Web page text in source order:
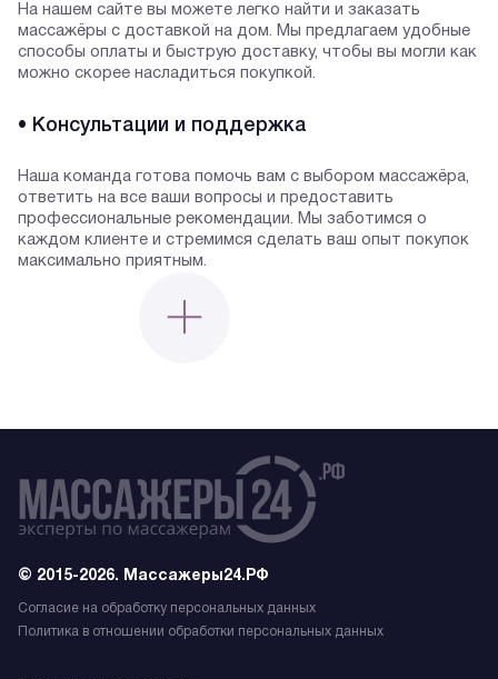
На нашем сайте вы можете легко найти и заказать
массажёры с доставкой на дом. Мы предлагаем удобные
способы оплаты и быструю доставку, чтобы вы могли как
можно скорее насладиться покупкой.
• Консультации и поддержка
Наша команда готова помочь вам с выбором массажёра,
ответить на все ваши вопросы и предоставить
профессиональные рекомендации. Мы заботимся о
каждом клиенте и стремимся сделать ваш опыт покупок
максимально приятным.
© 2015-2026. Массажеры24.РФ
Согласие на обработку персональных данных
Политика в отношении обработки персональных данных